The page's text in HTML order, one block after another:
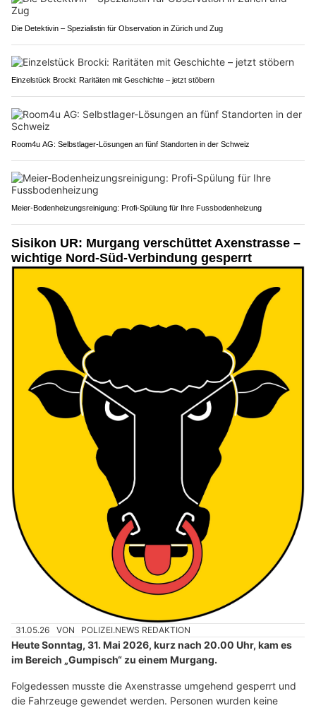
Die Detektivin – Spezialistin für Observation in Zürich und Zug
Einzelstück Brocki: Raritäten mit Geschichte – jetzt stöbern
Room4u AG: Selbstlager-Lösungen an fünf Standorten in der Schweiz
Meier-Bodenheizungsreinigung: Profi-Spülung für Ihre Fussbodenheizung
Sisikon UR: Murgang verschüttet Axenstrasse –
wichtige Nord-Süd-Verbindung gesperrt
31.05.26 VON POLIZEI.NEWS REDAKTION
Heute Sonntag, 31. Mai 2026, kurz nach 20.00 Uhr, kam es
im Bereich „Gumpisch“ zu einem Murgang.
Folgedessen musste die Axenstrasse umgehend gesperrt und
die Fahrzeuge gewendet werden. Personen wurden keine